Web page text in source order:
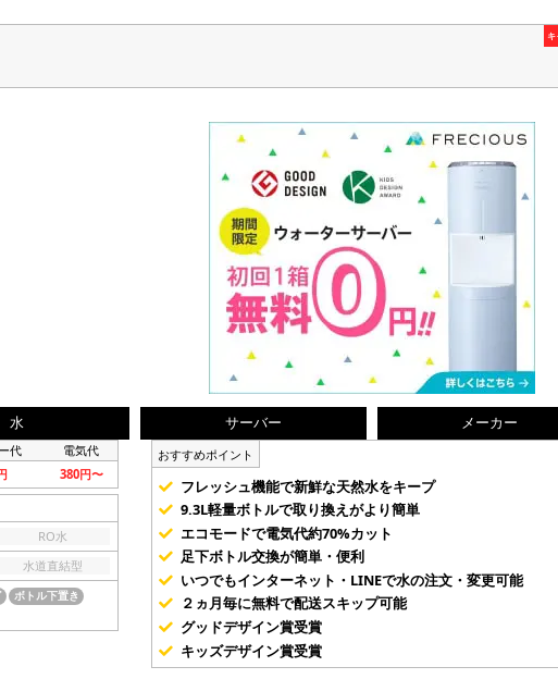
キ
水 サーバー メーカー
代 電気代
380円〜
RO水
水道直結型
ボトル下置き
おすすめポイント
フレッシュ機能で新鮮な天然水をキープ
9.3L軽量ボトルで取り換えがより簡単
エコモードで電気代約70%カット
足下ボトル交換が簡単・便利
いつでもインターネット・LINEで水の注文・変更可能
２ヵ月毎に無料で配送スキップ可能
グッドデザイン賞受賞
キッズデザイン賞受賞